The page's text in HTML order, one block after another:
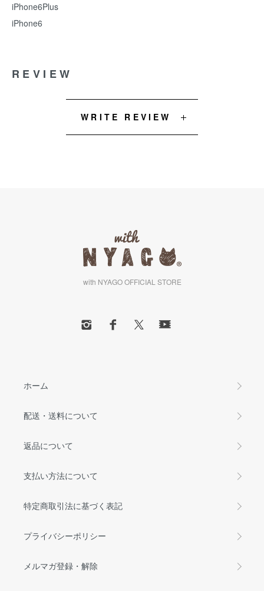
iPhone6Plus
iPhone6
REVIEW
WRITE REVIEW
with NYAGO OFFICIAL STORE
ホーム
配送・送料について
返品について
支払い方法について
特定商取引法に基づく表記
プライバシーポリシー
メルマガ登録・解除